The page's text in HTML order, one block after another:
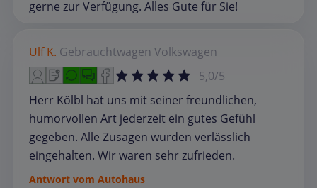
gerne zur Verfügung. Alles Gute für Sie!
Ulf K. Gebrauchtwagen Volkswagen
5,0/5
Herr Kölbl hat uns mit seiner freundlichen,
humorvollen Art jederzeit ein gutes Gefühl
gegeben. Alle Zusagen wurden verlässlich
eingehalten. Wir waren sehr zufrieden.
Antwort vom Autohaus